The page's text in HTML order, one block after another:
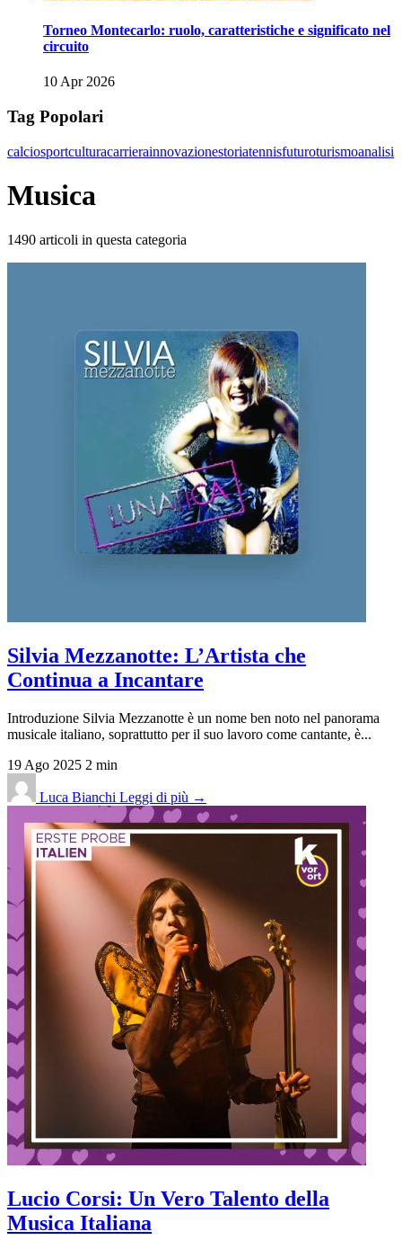
Torneo Montecarlo: ruolo, caratteristiche e significato nel
circuito
10 Apr 2026
Tag Popolari
calciosportculturacarrierainnovazionestoriatennisfuturoturismoanalisi
Musica
1490 articoli in questa categoria
Silvia Mezzanotte: L’Artista che
Continua a Incantare
Introduzione Silvia Mezzanotte è un nome ben noto nel panorama
musicale italiano, soprattutto per il suo lavoro come cantante, è...
19 Ago 2025 2 min
Luca Bianchi Leggi di più →
Lucio Corsi: Un Vero Talento della
Musica Italiana